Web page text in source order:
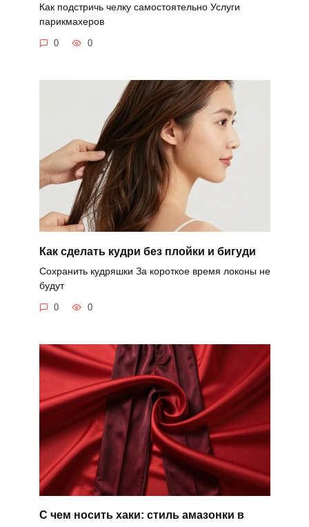
Как подстричь челку самостоятельно Услуги
парикмахеров
0 0
Как сделать кудри без плойки и бигуди
Сохранить кудряшки За короткое время локоны не
будут
0 0
С чем носить хаки: стиль амазонки в